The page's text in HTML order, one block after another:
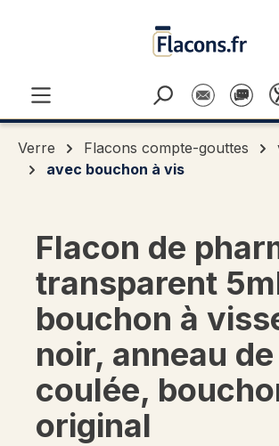
Verre Flacons compte-gouttes
avec bouchon à vis
Flacon de
transparent
bouchon à
noir, anneau de
coulée,
original